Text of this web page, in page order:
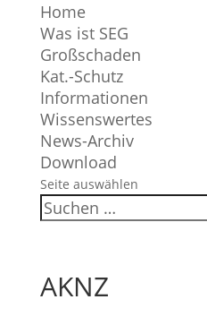
Home
Was ist SEG
Großschaden
Kat.-Schutz
Informationen
Wissenswertes
News-Archiv
Download
Seite auswählen
AKNZ